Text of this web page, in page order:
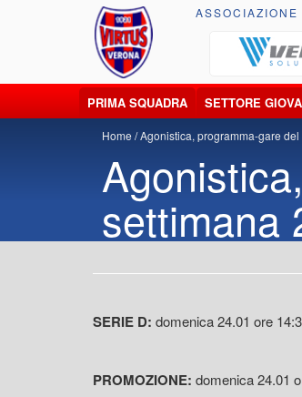
trasporto, smaltimento e recupero di
PRIMA SQUADRA SETTORE
Home Agonistica, programma-gare
settimana
SERIE D: domenica 24.01 ore
PROMOZIONE: domenica 24.01